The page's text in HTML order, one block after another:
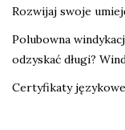
Rozwijaj swoje
Polubowna
odzyskać długi?
Certyfikaty językowe